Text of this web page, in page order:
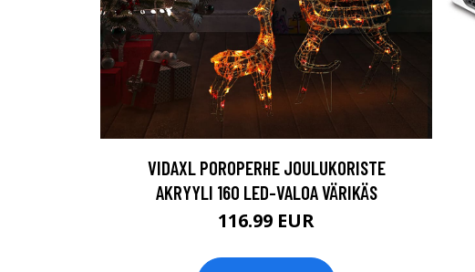
VIDAXL POROPERHE JOULUKORISTE
AKRYYLI 160 LED-VALOA VÄRIKÄS
116.99 EUR